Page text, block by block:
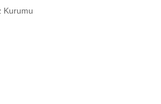
Kurumu